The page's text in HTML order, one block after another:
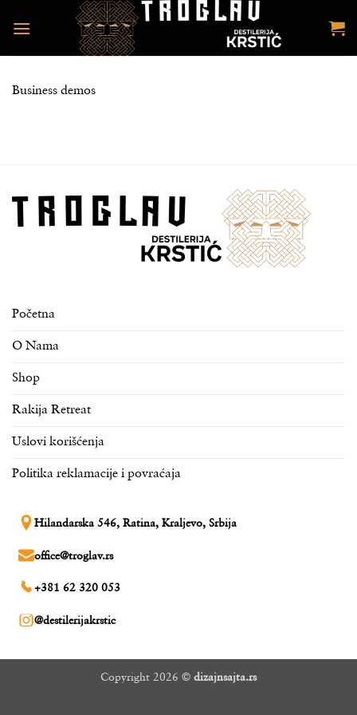
Business demos
Početna
O Nama
Shop
Rakija Retreat
Uslovi korišćenja
Politika reklamacije i povraćaja
Hilandarska 546, Ratina, Kraljevo, Srbija
office@troglav.rs
+381 62 320 053
@destilerijakrstic
Copyright 2026 © dizajnsajta.rs